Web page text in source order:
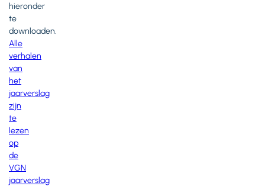
hieronder
te
downloaden.
Alle
verhalen
van
het
jaarverslag
zijn
te
lezen
op
de
VGN
jaarverslag